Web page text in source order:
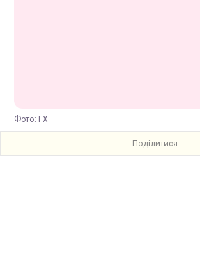
Фото: FX
Поділитися: